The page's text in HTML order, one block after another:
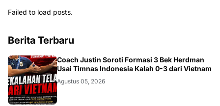
Failed to load posts.
Berita Terbaru
JAKARTA
Coach Justin Soroti Formasi 3 Bek Herdman
Usai Timnas Indonesia Kalah 0-3 dari Vietnam
Agustus 05, 2026